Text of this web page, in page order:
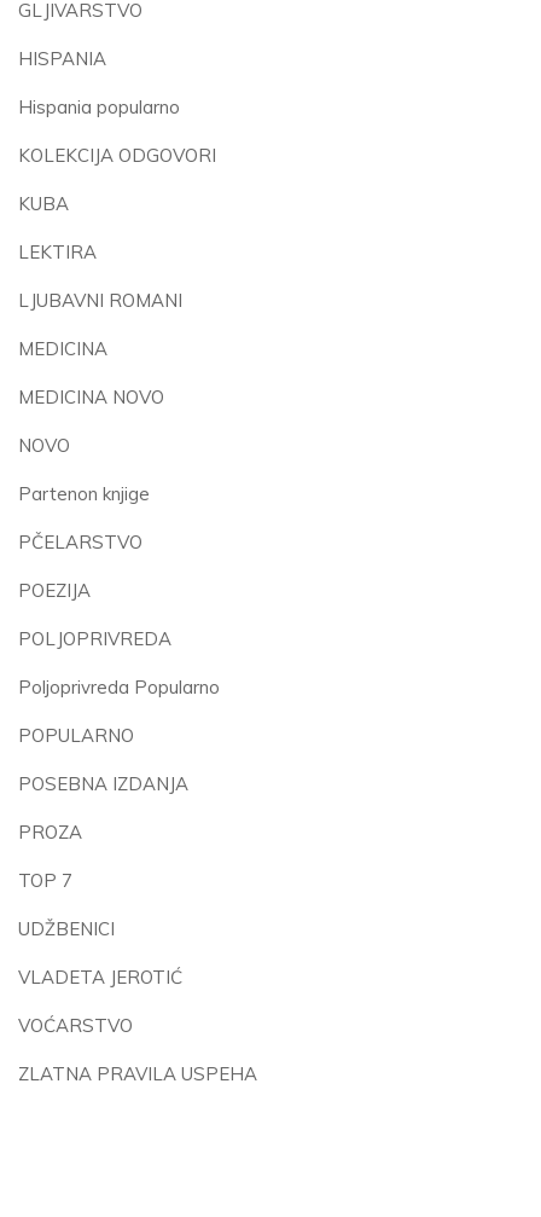
GLJIVARSTVO
HISPANIA
Hispania popularno
KOLEKCIJA ODGOVORI
KUBA
LEKTIRA
LJUBAVNI ROMANI
MEDICINA
MEDICINA NOVO
NOVO
Partenon knjige
PČELARSTVO
POEZIJA
POLJOPRIVREDA
Poljoprivreda Popularno
POPULARNO
POSEBNA IZDANJA
PROZA
TOP 7
UDŽBENICI
VLADETA JEROTIĆ
VOĆARSTVO
ZLATNA PRAVILA USPEHA